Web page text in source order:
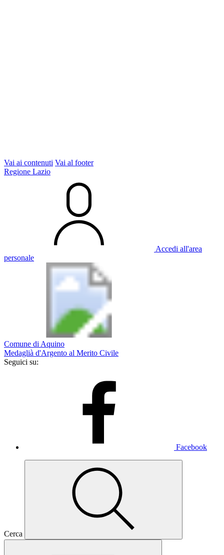
Vai ai contenuti Vai al footer
Regione Lazio
Accedi all'area
personale
Comune di Aquino
Medaglià d'Argento al Merito Civile
Seguici su:
Facebook
Cerca